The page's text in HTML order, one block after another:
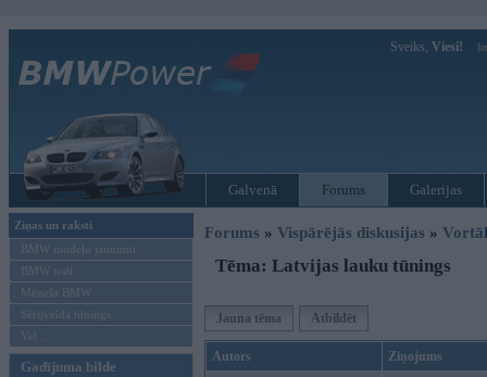
Sveiks, Viesi!
Galvenā Forums Galerijas
Ziņas un raksti
BMW modeļu jaunumi
BMW testi
Mēneša BMW
Sērijveida tūnings
Vel...
Gadījuma bilde
Forums » Vispārējās diskusijas »
Tēma: Latvijas lauku tūnings
Jauna tēma Atbildēt
Autors Ziņojums